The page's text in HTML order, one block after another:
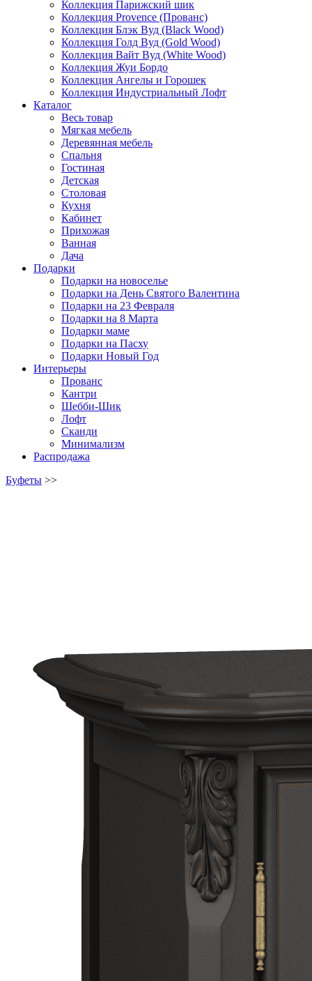
Коллекция Парижский шик
Коллекция Provence (Прованс)
Коллекция Блэк Вуд (Black Wood)
Коллекция Голд Вуд (Gold Wood)
Коллекция Вайт Вуд (White Wood)
Коллекция Жуи Бордо
Коллекция Ангелы и Горошек
Коллекция Индустриальный Лофт
Каталог
Весь товар
Мягкая мебель
Деревянная мебель
Спальня
Гостиная
Детская
Столовая
Кухня
Кабинет
Прихожая
Ванная
Дача
Подарки
Подарки на новоселье
Подарки на День Святого Валентина
Подарки на 23 Февраля
Подарки на 8 Марта
Подарки маме
Подарки на Пасху
Подарки Новый Год
Интерьеры
Прованс
Кантри
Шебби-Шик
Лофт
Сканди
Минимализм
Распродажа
Буфеты >>